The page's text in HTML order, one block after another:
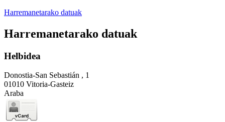
Harremanetarako datuak
Harremanetarako datuak
Helbidea
Donostia-San Sebastián , 1
01010 Vitoria-Gasteiz
Araba